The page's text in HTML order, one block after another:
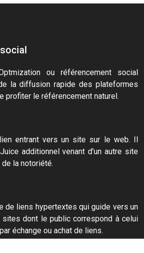
ou référencement social
la diffusion rapide des plateformes
profiter le référencement naturel.
entrant vers un site sur le web. Il
additionnel venant d'un autre site
la notoriété.
de liens hypertextes qui guide vers un
dont le public correspond à celui
échange ou achat de liens.